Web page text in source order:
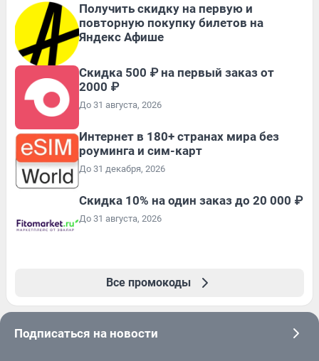
Получить скидку на первую и
повторную покупку билетов на
Яндекс Афише
Скидка 500 ₽ на первый заказ от
2000 ₽
До 31 августа, 2026
Интернет в 180+ странах мира без
роуминга и сим-карт
До 31 декабря, 2026
Скидка 10% на один заказ до 20 000 ₽
До 31 августа, 2026
Все промокоды
Подписаться на новости